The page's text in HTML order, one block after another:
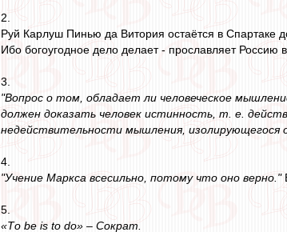
2.
Руй Карлуш Пинью да Витория остаётся в Спартаке
Ибо богоугодное дело делает - прославляет Россию
3.
"Вопрос о том, обладает ли человеческое
должен доказать человек истинность, т. е.
недействительности мышления, изолирующегося
4.
"Учение Маркса всесильно, потому что оно верно."
5.
«То be is to do» – Сократ.